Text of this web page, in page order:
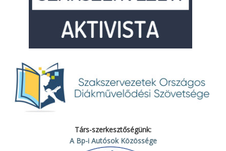
Társ-szerkesztőségünk:
A Bp-i Autósok Közössége